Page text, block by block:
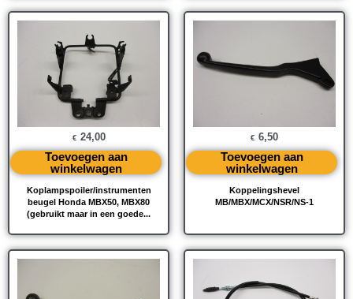
Koplampspoiler/instrumenten
beugel Honda MBX50, MBX80
(gebruikt maar in een goede...
€ 24,00
Toevoegen aan
winkelwagen
Koppelingshevel
MB/MBX/MCX/NSR/NS-1
€ 6,50
Toevoegen aan
winkelwagen